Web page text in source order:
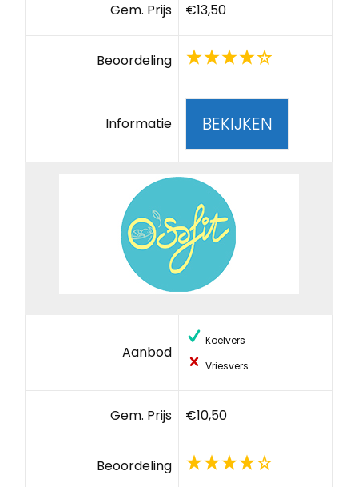
Gem. Prijs €13,50
Beoordeling
Informatie BEKIJKEN
Aanbod
Koelvers
Vriesvers
Gem. Prijs €10,50
Beoordeling